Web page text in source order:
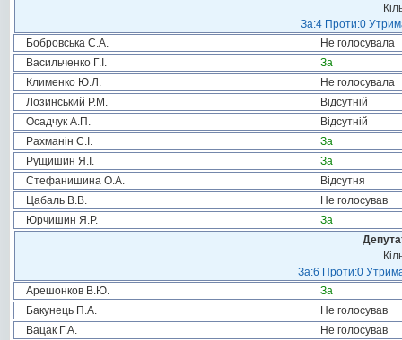
За:4 Проти:0
Бобровська С.А.
Не голосувала
Васильченко Г.І.
За
Клименко Ю.Л.
Не голосувала
Лозинський Р.М.
Відсутній
Осадчук А.П.
Відсутній
Рахманін С.І.
За
Рущишин Я.І.
За
Стефанишина О.А.
Відсутня
Цабаль В.В.
Не голосував
Юрчишин Я.Р.
За
За:6 Проти:0
Арешонков В.Ю.
За
Бакунець П.А.
Не голосував
Вацак Г.А.
Не голосував